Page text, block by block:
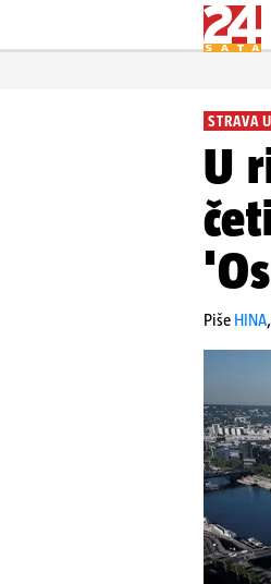
STRAVA
U
Piše HINA,